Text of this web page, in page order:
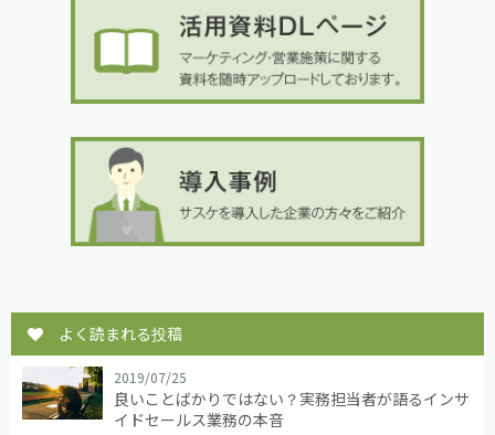
よく読まれる投稿
2019/07/25
良いことばかりではない？実務担当者が語るインサ
イドセールス業務の本音